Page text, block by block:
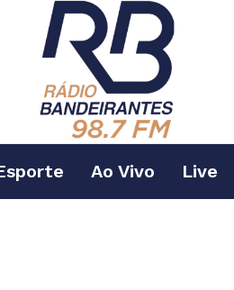
Ao Vivo Live